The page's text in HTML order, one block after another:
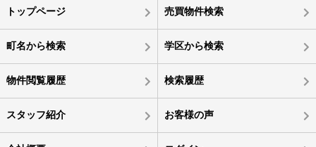
トップページ 売買物件検索
町名から検索 学区から検索
物件閲覧履歴 検索履歴
スタッフ紹介 お客様の声